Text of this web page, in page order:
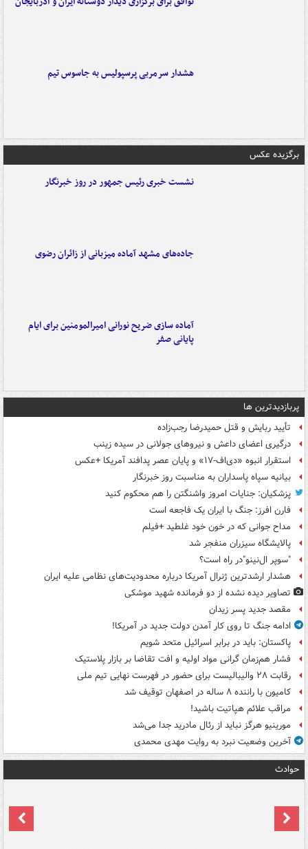
هشدار سرمربی پرسپولیس به جاسوس تیم
برگزیده عکس
نشست خبری رئیس جمهور در روز خبرنگار
جاده‌های مشهد آماده میزبانی از زائران رضوی
آماده سازی ضریح نورانی امیرالمومنین برای ایام
پایانی صفر
پربازدیدترین ها
تأیید ربایش و قتل حمیدرضا رجب‌زاده
درگیری اعضای داعش و نیروهای جولانی در سیده زینب
استقرار انبوه «دی‌اف‑۱۷» و پایان عصر پدافند آمریکا +عکس
بیانیه سپاه پاسداران به مناسبت روز خبرنگار
پزشکیان: جنایات امروز واشنگتن را هم محکوم کنید
فارن افرز: جنگ با ایران یک فاجعه است
مداح جوانی که در خون خود غلطید +فیلم
پالایشگاه سیزران منفجر شد
"سوپر ال‌نینو"در راه است؟
هشدار ارشدترین ژنرال آمریکا درباره محدودیت‌های نظامی علیه ایران
تصاویر دیده‌ نشده از دو فرمانده شهید موشکی
مقصد جدید پسر زیدان
ادامه جنگ تا روی کار آمدن دولت جدید در آمریکا!
پاکستان: باید در برابر اسرائیل متحد شویم
فشار هم‌زمان گرانی مواد اولیه و افت تقاضا بر بازار پلاستیک
رقابت ۲۸ والیبالیست برای حضور در فهرست نهایی تیم ملی
کامیون با راننده ۸ ساله در اصفهان توقیف شد
مراقب علائم هپاتیت باشید!
مورینیو هرگز نباید از رئال مادرید جدا می‌شد
آخرین وضعیت نبرد به روایت مهدی محمدی
حوادث